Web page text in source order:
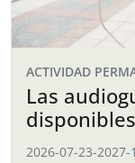
ACTIVIDAD
Las
2026-07-23-2027-